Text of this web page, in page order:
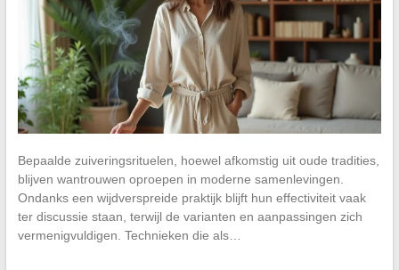
Bepaalde zuiveringsrituelen, hoewel afkomstig uit oude tradities,
blijven wantrouwen oproepen in moderne samenlevingen.
Ondanks een wijdverspreide praktijk blijft hun effectiviteit vaak
ter discussie staan, terwijl de varianten en aanpassingen zich
vermenigvuldigen. Technieken die als…